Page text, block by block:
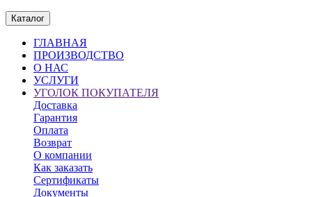
Каталог
ГЛАВНАЯ
ПРОИЗВОДСТВО
О НАС
УСЛУГИ
УГОЛОК ПОКУПАТЕЛЯ
Доставка
Гарантия
Оплата
Возврат
О компании
Как заказать
Сертификаты
Документы